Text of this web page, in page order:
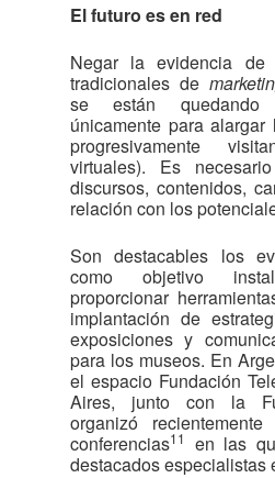
El futuro es en red
Negar la evidencia
tradicionales de
se están quedando
únicamente para
progresivamente
virtuales). Es
discursos, contenidos,
relación con los
Son destacables los
como objetivo
proporcionar
implantación de
exposiciones y
para los museos. En
el espacio Fundación
Aires, junto con la
organizó
conferencias11
en las
destacados especialistas